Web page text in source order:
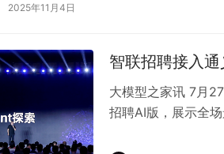
2025年11月4日
智联招聘接入
大模型之家讯 7月
招聘AI版，展示全